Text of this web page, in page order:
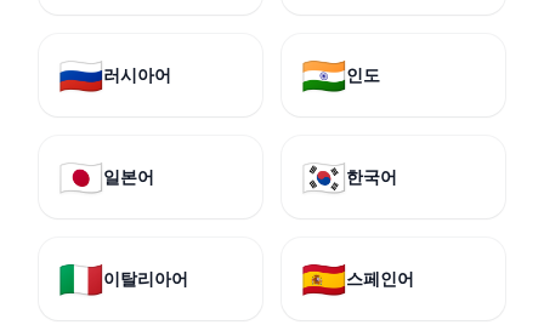
🇷🇺러시아어 🇮🇳인도
🇯🇵일본어 🇰🇷한국어
🇮🇹이탈리아어 🇪🇸스페인어